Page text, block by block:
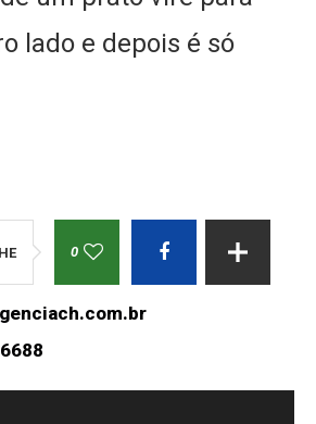
lado e depois é só
0